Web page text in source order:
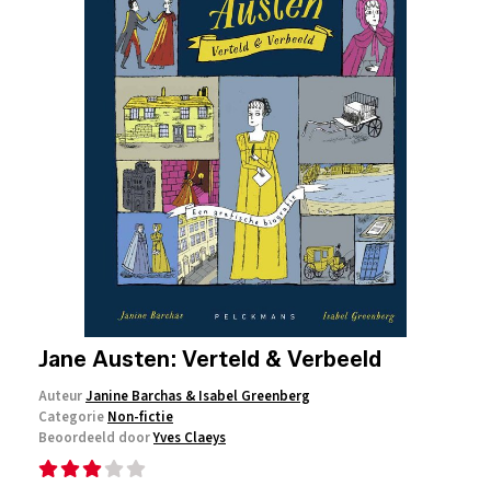
Jane Austen: Verteld & Verbeeld
AuteurJanine Barchas & Isabel Greenberg
Categorie Non-fictie
Beoordeeld doorYves Claeys